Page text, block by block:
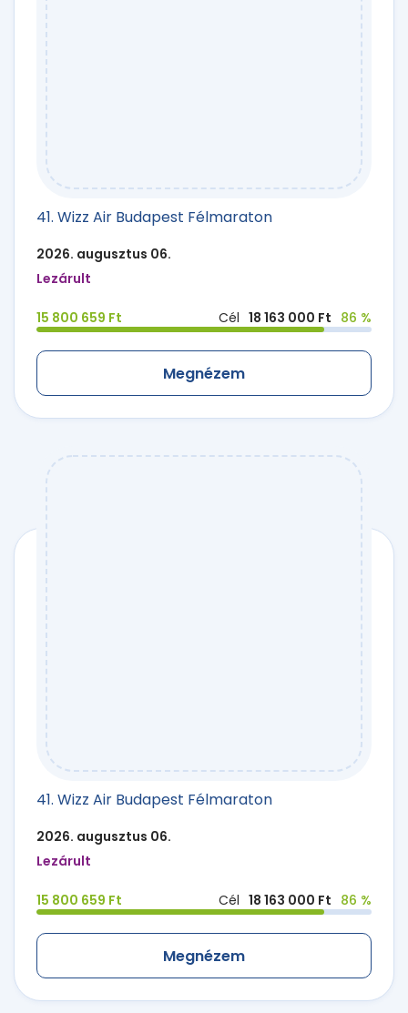
41. Wizz Air Budapest Félmaraton
2026. augusztus 06.
Lezárult
15 800 659 Ft Cél 18 163 000 Ft 86 %
Megnézem
41. Wizz Air Budapest Félmaraton
2026. augusztus 06.
Lezárult
15 800 659 Ft Cél 18 163 000 Ft 86 %
Megnézem